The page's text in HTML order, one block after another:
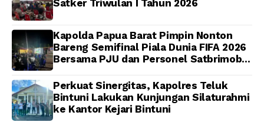
Satker Triwulan I Tahun 2026
Kapolda Papua Barat Pimpin Nonton
Bareng Semifinal Piala Dunia FIFA 2026
Bersama PJU dan Personel Satbrimob
Perkuat Sinergitas, Kapolres Teluk
Bintuni Lakukan Kunjungan Silaturahmi
ke Kantor Kejari Bintuni